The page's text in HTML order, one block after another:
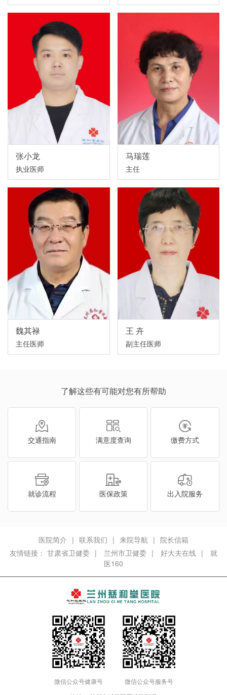
张小龙
执业医师
马瑞莲
主任
魏其禄
主任医师
王 卉
副主任医师
了解这些有可能对您有所帮助
交通指南 满意度查询 缴费方式
就诊流程 医保政策 出入院服务
医院简介 | 联系我们 | 来院导航 | 院长信箱
友情链接： 甘肃省卫健委 | 兰州市卫健委 | 好大夫在线 |
就
医160
微信公众号健康号
微信公众号服务号